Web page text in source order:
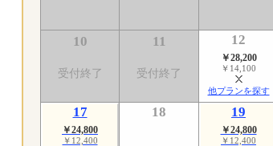
10
受付終了
11
受付終了
12
￥28,200
￥14,100
他プランを探す
17
￥24,800
￥12,400
18 19
￥24,800
￥12,400